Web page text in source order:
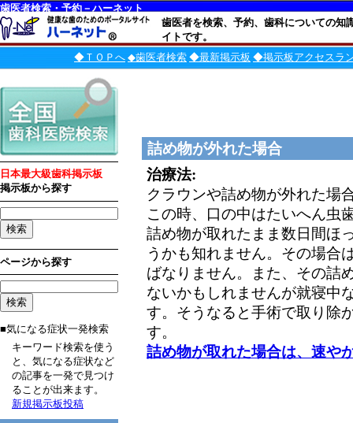
歯医者検索・予約－ハーネット
歯医者を検索、予約、歯科についての知
イトです。
◆ＴＯＰへ ◆歯医者検索 ◆最新掲示板 ◆掲示板アクセスラ
日本最大級歯科掲示板
掲示板から探す
ページから探す
■気になる症状一発検索
キーワード検索を使う
と、気になる症状など
の記事を一発で見つけ
ることが出来ます。
新規掲示板投稿
詰め物が外れた場合
治療法:
クラウンや詰め物が外れた場
この時、口の中はたいへん虫
詰め物が取れたまま数日間ほ
うかも知れません。その場合
ばなりません。また、その詰
ないかもしれませんが就寝中
す。そうなると手術で取り除
す。
詰め物が取れた場合は、速や